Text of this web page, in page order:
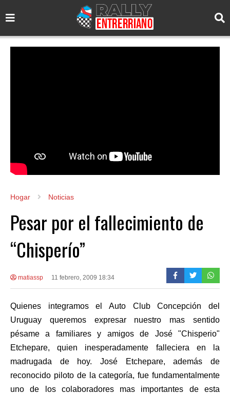
Hogar Noticias
Pesar por el fallecimiento de
“Chisperío”
matiassp 11 febrero, 2009 18:34
Quienes integramos el Auto Club Concepción del
Uruguay queremos expresar nuestro mas sentido
pésame a familiares y amigos de José "Chisperio"
Etchepare, quien inesperadamente falleciera en la
madrugada de hoy. José Etchepare, además de
reconocido piloto de la categoría, fue fundamentalmente
uno de los colaboradores mas importantes de esta